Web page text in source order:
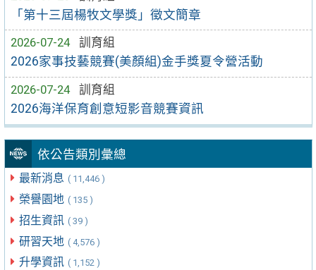
「第十三屆楊牧文學獎」徵文簡章
2026-07-24
訓育組
2026家事技藝競賽(美顏組)金手獎夏令營活動
2026-07-24
訓育組
2026海洋保育創意短影音競賽資訊
依公告類別彙總
最新消息 ( 11,446 )
榮譽園地 ( 135 )
招生資訊 ( 39 )
研習天地 ( 4,576 )
升學資訊 ( 1,152 )